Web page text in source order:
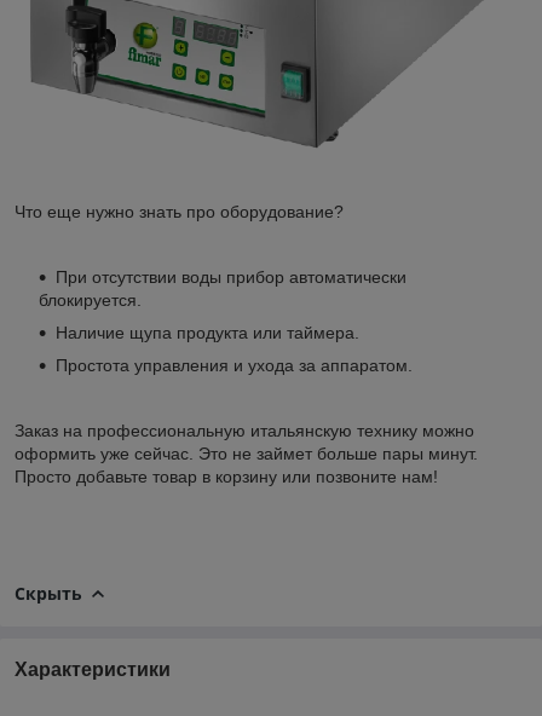
Что еще нужно знать про оборудование?
При отсутствии воды прибор автоматически
блокируется.
Наличие щупа продукта или таймера.
Простота управления и ухода за аппаратом.
Заказ на профессиональную итальянскую технику можно
оформить уже сейчас. Это не займет больше пары минут.
Просто добавьте товар в корзину или позвоните нам!
Скрыть
Характеристики